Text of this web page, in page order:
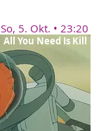
So, 5. Okt. • 23:20
All You Need Is Kill